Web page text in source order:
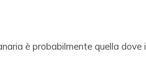
è probabilmente quella dove i